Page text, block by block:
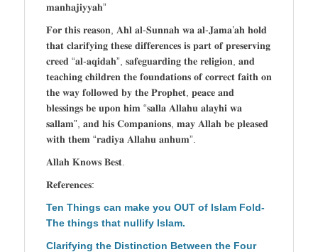
𝐦𝐚𝐧𝐡𝐚𝐣𝐢𝐲𝐲𝐚𝐡”
𝐅𝐨𝐫 𝐭𝐡𝐢𝐬 𝐫𝐞𝐚𝐬𝐨𝐧, 𝐀𝐡𝐥 𝐚𝐥-𝐒𝐮𝐧𝐧𝐚𝐡 𝐰𝐚 𝐚𝐥-𝐉𝐚𝐦𝐚’𝐚𝐡 𝐡𝐨𝐥𝐝
𝐭𝐡𝐚𝐭 𝐜𝐥𝐚𝐫𝐢𝐟𝐲𝐢𝐧𝐠 𝐭𝐡𝐞𝐬𝐞 𝐝𝐢𝐟𝐟𝐞𝐫𝐞𝐧𝐜𝐞𝐬 𝐢𝐬 𝐩𝐚𝐫𝐭 𝐨𝐟 𝐩𝐫𝐞𝐬𝐞𝐫𝐯𝐢𝐧𝐠
𝐜𝐫𝐞𝐞𝐝 “𝐚𝐥-𝐚𝐪𝐢𝐝𝐚𝐡”, 𝐬𝐚𝐟𝐞𝐠𝐮𝐚𝐫𝐝𝐢𝐧𝐠 𝐭𝐡𝐞 𝐫𝐞𝐥𝐢𝐠𝐢𝐨𝐧, 𝐚𝐧𝐝
𝐭𝐞𝐚𝐜𝐡𝐢𝐧𝐠 𝐜𝐡𝐢𝐥𝐝𝐫𝐞𝐧 𝐭𝐡𝐞 𝐟𝐨𝐮𝐧𝐝𝐚𝐭𝐢𝐨𝐧𝐬 𝐨𝐟 𝐜𝐨𝐫𝐫𝐞𝐜𝐭 𝐟𝐚𝐢𝐭𝐡 𝐨𝐧
𝐭𝐡𝐞 𝐰𝐚𝐲 𝐟𝐨𝐥𝐥𝐨𝐰𝐞𝐝 𝐛𝐲 𝐭𝐡𝐞 𝐏𝐫𝐨𝐩𝐡𝐞𝐭, 𝐩𝐞𝐚𝐜𝐞 𝐚𝐧𝐝
𝐛𝐥𝐞𝐬𝐬𝐢𝐧𝐠𝐬 𝐛𝐞 𝐮𝐩𝐨𝐧 𝐡𝐢𝐦 “𝐬𝐚𝐥𝐥𝐚 𝐀𝐥𝐥𝐚𝐡𝐮 𝐚𝐥𝐚𝐲𝐡𝐢 𝐰𝐚
𝐬𝐚𝐥𝐥𝐚𝐦”, 𝐚𝐧𝐝 𝐡𝐢𝐬 𝐂𝐨𝐦𝐩𝐚𝐧𝐢𝐨𝐧𝐬, 𝐦𝐚𝐲 𝐀𝐥𝐥𝐚𝐡 𝐛𝐞 𝐩𝐥𝐞𝐚𝐬𝐞𝐝
𝐰𝐢𝐭𝐡 𝐭𝐡𝐞𝐦 “𝐫𝐚𝐝𝐢𝐲𝐚 𝐀𝐥𝐥𝐚𝐡𝐮 𝐚𝐧𝐡𝐮𝐦”.
𝐀𝐥𝐥𝐚𝐡 𝐊𝐧𝐨𝐰𝐬 𝐁𝐞𝐬𝐭.
𝐑𝐞𝐟𝐞𝐫𝐞𝐧𝐜𝐞𝐬:
Ten Things can make you OUT of Islam Fold-
The things that nullify Islam.
Clarifying the Distinction Between the Four